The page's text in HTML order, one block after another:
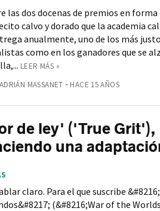
las dos docenas de premios en forma
calvo y dorado que la academia
anualmente, uno de los más
como en los ganadores que se
LEER MÁS »
ADRIÁN MASSANET HACE 15 AÑOS
de ley' ('True Grit'),
una
claro. Para el que suscribe
(&#8216;War of the